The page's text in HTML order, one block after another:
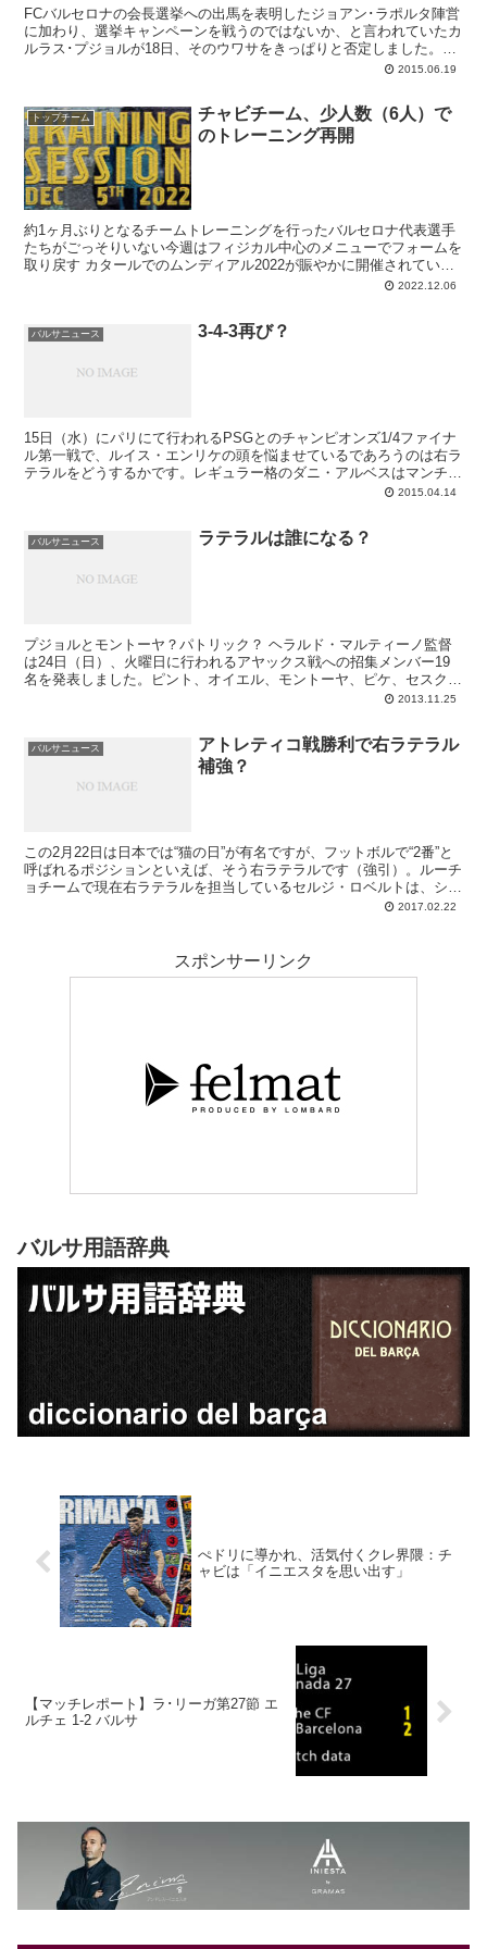
FCバルセロナの会長選挙への出馬を表明したジョアン･ラポルタ陣営
に加わり、選挙キャンペーンを戦うのではないか、と言われていたカ
ルラス･プジョルが18日、そのウワサをきっぱりと否定しました。元
カピタンは木曜日、バルセロナで開催されたチャリティゴルフ大会に
にも加わらない」と宣言しています。プジョルは誰か特定の候補では
なく、バルサの宝。変なゲームには加わらないのが良いです。
2015.06.19
トップチーム
チャビチーム、少人数（6人）で
のトレーニング再開
約1ヶ月ぶりとなるチームトレーニングを行ったバルセロナ代表選手
たちがごっそりいない今週はフィジカル中心のメニューでフォームを
取り戻す カタールでのムンディアル2022が賑やかに開催されている
2022.12.06
バルサニュース 3-4-3再び？
15日（水）にパリにて行われるPSGとのチャンピオンズ1/4ファイナ
ル第一戦で、ルイス・エンリケの頭を悩ませているであろうのは右ラ
テラルをどうするかです。レギュラー格のダニ・アルベスはマンチェ
スター・シティとの1/8ファイナルにて3枚目のカードをもらってしま
レイアがその穴を埋めるのですが、その代案として可能性ありと言わ
3システムです。
2015.04.14
バルサニュース ラテラルは誰になる？
プジョルとモントーヤ？パトリック？ ヘラルド・マルティーノ監督
は24日（日）、火曜日に行われるアヤックス戦への招集メンバー19
名を発表しました。ピント、オイエル、モントーヤ、ピケ、セスク、
2013.11.25
バルサニュース
アトレティコ戦勝利で右ラテラル
補強？
この2月22日は日本では“猫の日”が有名ですが、フットボルで“2番”と
呼ばれるポジションといえば、そう右ラテラルです（強引）。ルーチ
ョチームで現在右ラテラルを担当しているセルジ・ロベルトは、シー
ズン序盤こそ良い活躍ぶりでしたが、このところは見るからに元気が
されます。初のフル稼働シーズンを本職ではないポジションで戦って
いくことはやはり容易でなく、ロベルトは今明らかに消耗している。
2017.02.22
スポンサーリンク
バルサ用語辞典
ぺドリに導かれ、活気付くクレ界隈：チ
ャビは「イニエスタを思い出す」
【マッチレポート】ラ･リーガ第27節 エ
ルチェ 1-2 バルサ